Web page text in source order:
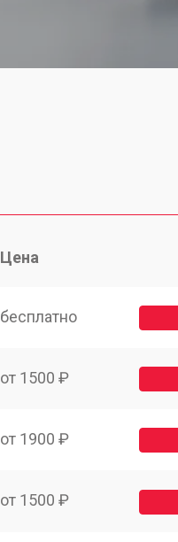
Цена
бесплатно
от 1500 ₽
от 1900 ₽
от 1500 ₽